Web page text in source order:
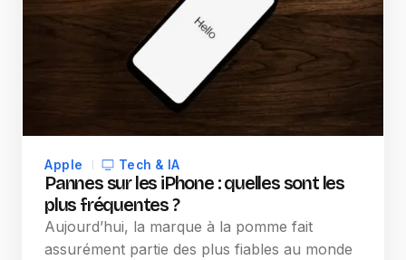
Apple Tech & IA
Pannes sur les iPhone : quelles sont les
plus fréquentes ?
Aujourd’hui, la marque à la pomme fait
assurément partie des plus fiables au monde